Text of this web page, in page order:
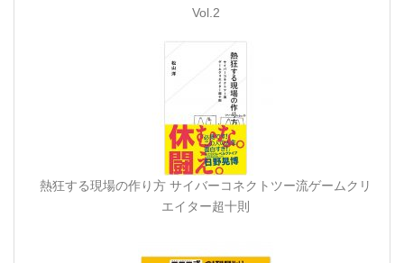
Vol.2
熱狂する現場の作り方 サイバーコネクトツー流ゲームクリ
エイター超十則